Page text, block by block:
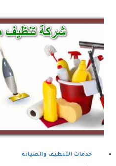
خدمات التنظيف والصيانة